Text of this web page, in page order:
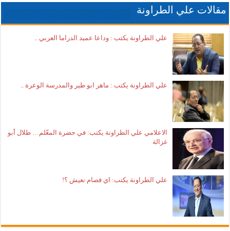
مقالات علي الطراونة
علي الطراونة يكتب : وداعا عميد الدراما العربي ..
علي الطراونة يكتب : ماهر ابو طير والمدرسة الوعرة ..
الاعلامي علي الطراونة يكتب: في حضرة المعّلم… طلال أبو
غزالة
علي الطراونة يكتب: اي فصام نعيش ؟!